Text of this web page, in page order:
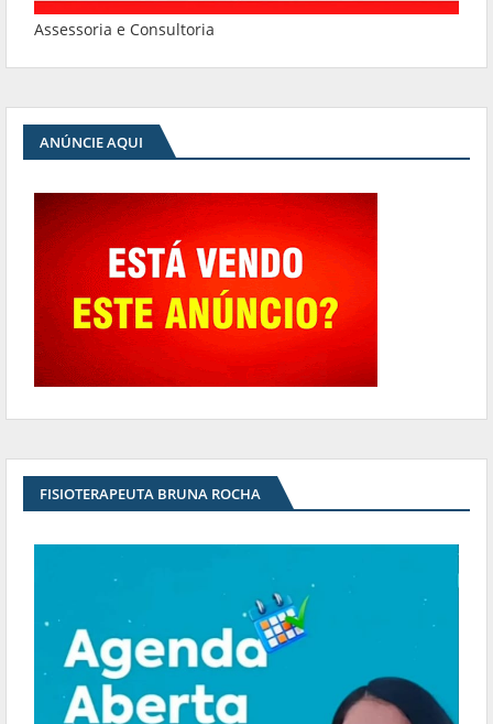
Assessoria e Consultoria
ANÚNCIE AQUI
FISIOTERAPEUTA BRUNA ROCHA